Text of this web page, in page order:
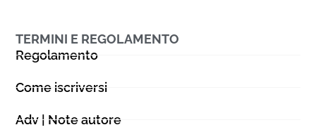
TERMINI E REGOLAMENTO
Regolamento
Come iscriversi
Adv | Note autore